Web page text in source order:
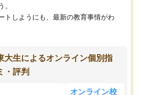
。
トしようにも、最新の教育事情がわ
大生によるオンライン個別指
・評判
オンライン校